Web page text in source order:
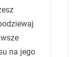
na jego